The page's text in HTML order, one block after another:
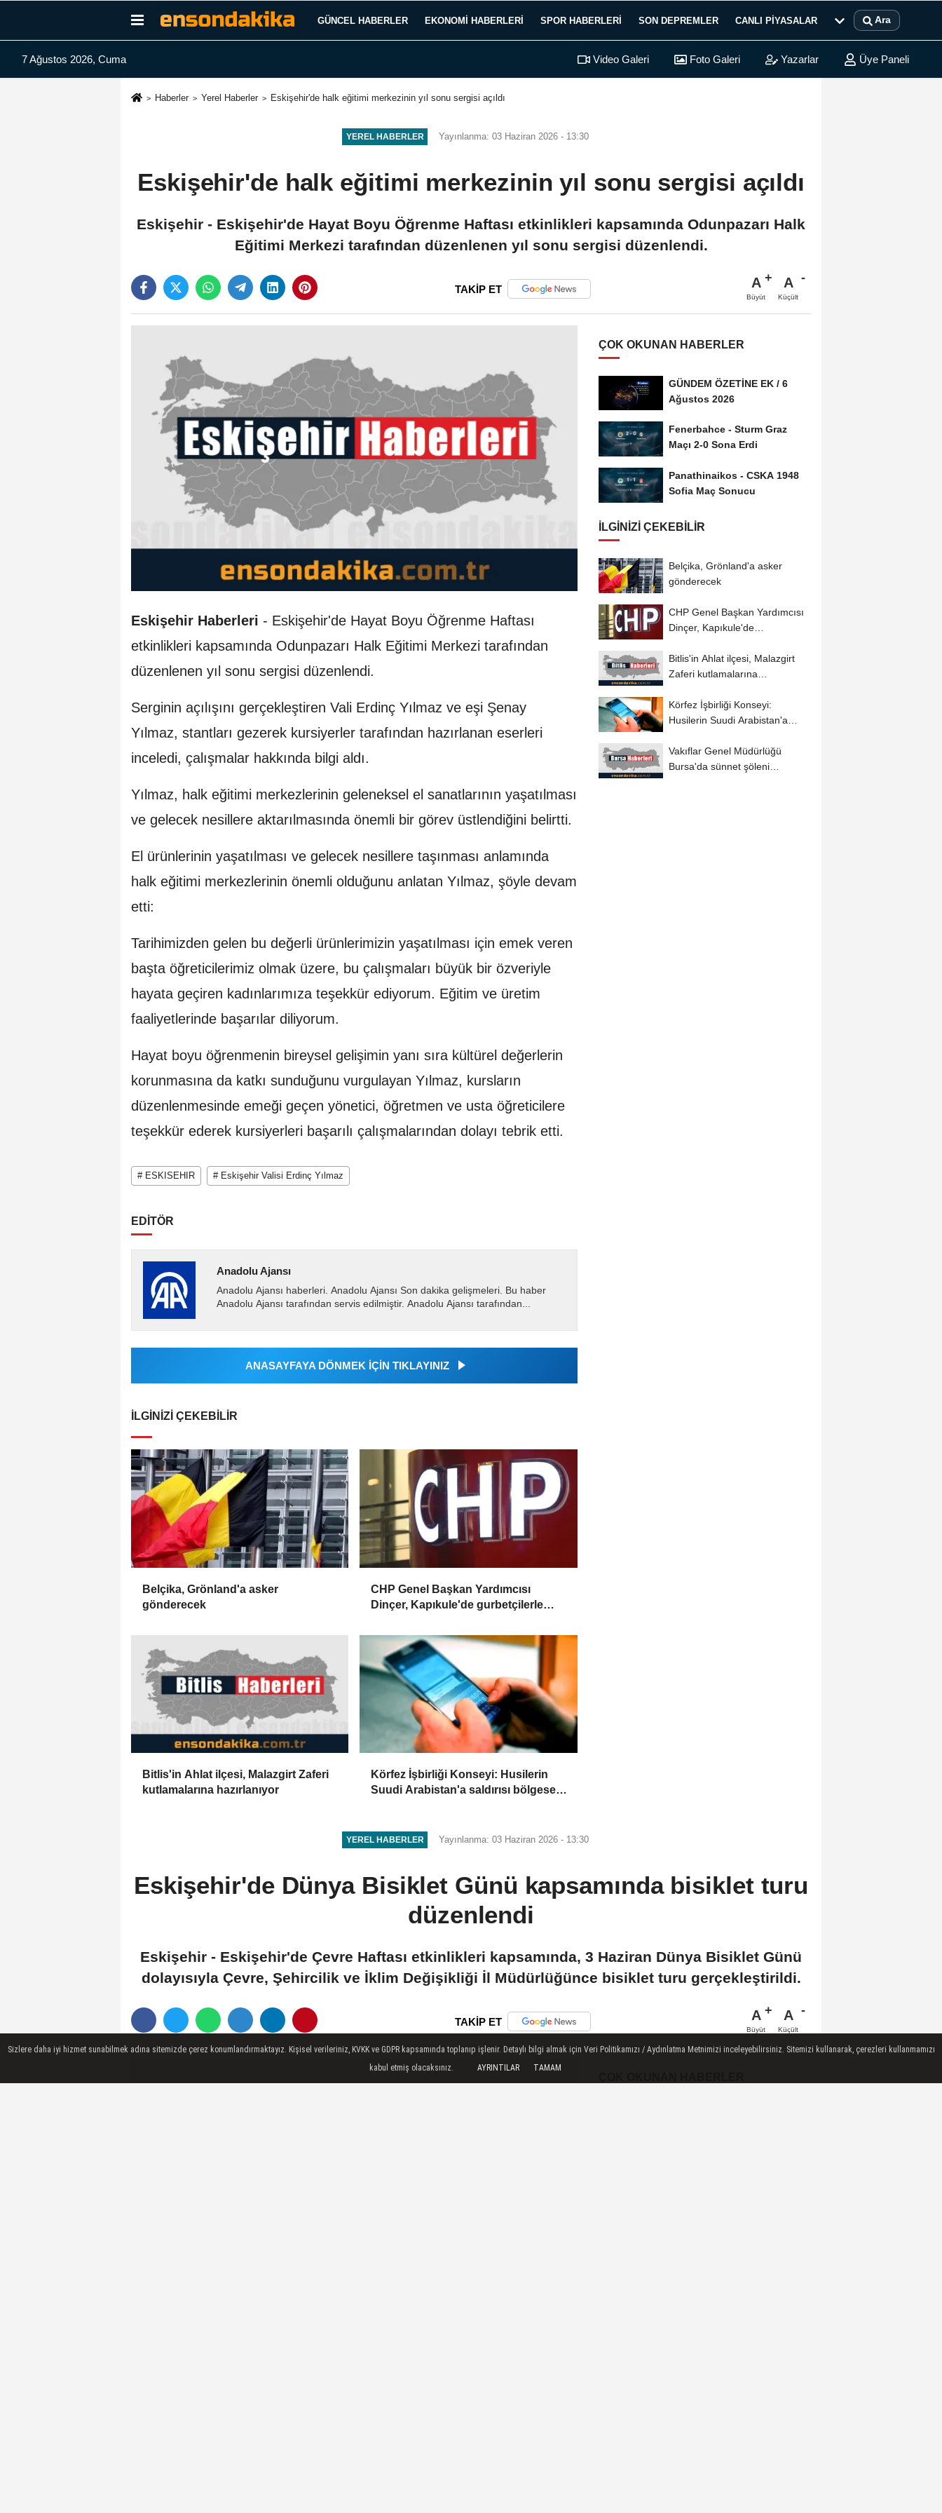
GÜNCEL HABERLER EKONOMI HABERLERI SPOR HABERLERI SON DEPREMLER CANLI PIYASALAR Ara
7 Ağustos 2026, Cuma Video Galeri Foto Galeri Yazarlar Üye Paneli
Haberler Yerel Haberler Eskişehir'de halk eğitimi merkezinin yıl sonu sergisi açıldı
YEREL HABERLER Yayınlanma: 03 Haziran 2026 - 13:30
Eskişehir'de halk eğitimi merkezinin yıl sonu sergisi açıldı
Eskişehir - Eskişehir'de Hayat Boyu Öğrenme Haftası etkinlikleri kapsamında Odunpazarı Halk
Eğitimi Merkezi tarafından düzenlenen yıl sonu sergisi düzenlendi.
TAKİP ET A
Büyüt
A
Küçült
Eskişehir Haberleri - Eskişehir'de Hayat Boyu Öğrenme Haftası
etkinlikleri kapsamında Odunpazarı Halk Eğitimi Merkezi tarafından
düzenlenen yıl sonu sergisi düzenlendi.
Serginin açılışını gerçekleştiren Vali Erdinç Yılmaz ve eşi Şenay
Yılmaz, stantları gezerek kursiyerler tarafından hazırlanan eserleri
inceledi, çalışmalar hakkında bilgi aldı.
Yılmaz, halk eğitimi merkezlerinin geleneksel el sanatlarının yaşatılması
ve gelecek nesillere aktarılmasında önemli bir görev üstlendiğini belirtti.
El ürünlerinin yaşatılması ve gelecek nesillere taşınması anlamında
halk eğitimi merkezlerinin önemli olduğunu anlatan Yılmaz, şöyle devam
etti:
Tarihimizden gelen bu değerli ürünlerimizin yaşatılması için emek veren
başta öğreticilerimiz olmak üzere, bu çalışmaları büyük bir özveriyle
hayata geçiren kadınlarımıza teşekkür ediyorum. Eğitim ve üretim
faaliyetlerinde başarılar diliyorum.
Hayat boyu öğrenmenin bireysel gelişimin yanı sıra kültürel değerlerin
korunmasına da katkı sunduğunu vurgulayan Yılmaz, kursların
düzenlenmesinde emeği geçen yönetici, öğretmen ve usta öğreticilere
teşekkür ederek kursiyerleri başarılı çalışmalarından dolayı tebrik etti.
# ESKISEHIR # Eskişehir Valisi Erdinç Yılmaz
EDİTÖR
Anadolu Ajansı
Anadolu Ajansı haberleri. Anadolu Ajansı Son dakika gelişmeleri. Bu haber
Anadolu Ajansı tarafından servis edilmiştir. Anadolu Ajansı tarafından...
ANASAYFAYA DÖNMEK İÇİN TIKLAYINIZ
İLGINIZI ÇEKEBILIR
Belçika, Grönland'a asker
gönderecek
CHP Genel Başkan Yardımcısı
Dinçer, Kapıkule'de gurbetçilerle
Bitlis'in Ahlat ilçesi, Malazgirt Zaferi
kutlamalarına hazırlanıyor
Körfez İşbirliği Konseyi: Husilerin
Suudi Arabistan'a saldırısı bölgesel
ÇOK OKUNAN HABERLER
GÜNDEM ÖZETİNE EK / 6
Ağustos 2026
Fenerbahce - Sturm Graz
Maçı 2-0 Sona Erdi
Panathinaikos - CSKA 1948
Sofia Maç Sonucu
İLGINIZI ÇEKEBILIR
Belçika, Grönland'a asker
gönderecek
CHP Genel Başkan Yardımcısı
Dinçer, Kapıkule'de
Bitlis'in Ahlat ilçesi, Malazgirt
Zaferi kutlamalarına
Körfez İşbirliği Konseyi:
Husilerin Suudi Arabistan'a
Vakıflar Genel Müdürlüğü
Bursa'da sünnet şöleni
YEREL HABERLER Yayınlanma: 03 Haziran 2026 - 13:30
Eskişehir'de Dünya Bisiklet Günü kapsamında bisiklet turu
düzenlendi
Eskişehir - Eskişehir'de Çevre Haftası etkinlikleri kapsamında, 3 Haziran Dünya Bisiklet Günü
dolayısıyla Çevre, Şehircilik ve İklim Değişikliği İl Müdürlüğünce bisiklet turu gerçekleştirildi.
TAKİP ET A
Büyüt
A
Küçült
Sizlere daha iyi hizmet sunabilmek adına sitemizde çerez konumlandırmaktayız. Kişisel verileriniz, KVKK ve GDPR kapsamında toplanıp işlenir. Detaylı bilgi almak için Veri Politikamızı / Aydınlatma Metnimizi inceleyebilirsiniz. Sitemizi kullanarak, çerezleri kullanmamızı
kabul etmiş olacaksınız.
AYRINTILAR TAMAM